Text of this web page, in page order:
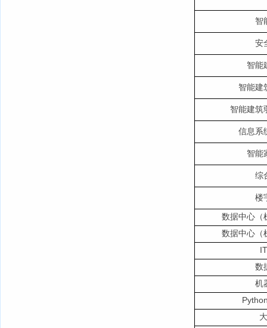
智
安
智能
智能建
智能建筑
信息系
智能
综
楼
数据中心（
数据中心（
数
机